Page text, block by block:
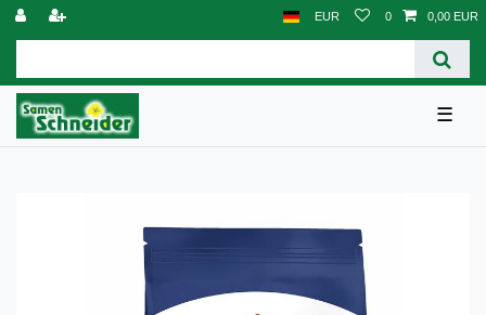
EUR 0 0,00 EUR
☰